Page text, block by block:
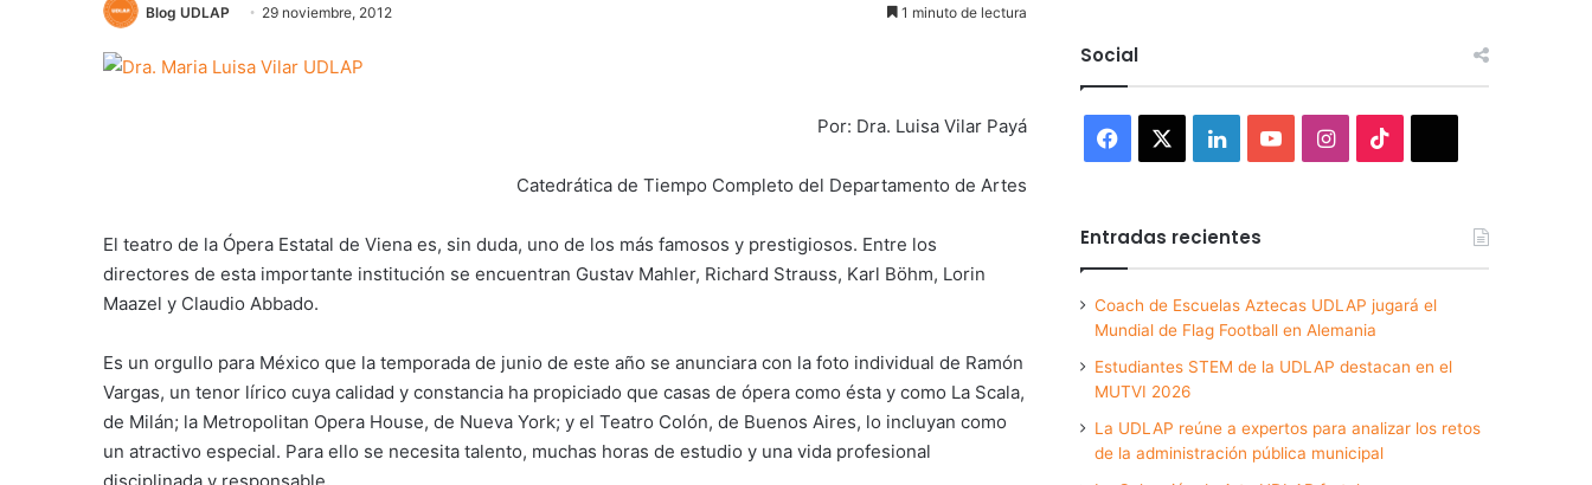
Blog UDLAP 29 noviembre, 2012 1 minuto de lectura
Por: Dra. Luisa Vilar Payá
Catedrática de Tiempo Completo del Departamento de Artes
El teatro de la Ópera Estatal de Viena es, sin duda, uno de los más famosos y prestigiosos. Entre los
directores de esta importante institución se encuentran Gustav Mahler, Richard Strauss, Karl Böhm, Lorin
Maazel y Claudio Abbado.
Es un orgullo para México que la temporada de junio de este año se anunciara con la foto individual de Ramón
Vargas, un tenor lírico cuya calidad y constancia ha propiciado que casas de ópera como ésta y como La Scala,
de Milán; la Metropolitan Opera House, de Nueva York; y el Teatro Colón, de Buenos Aires, lo incluyan como
un atractivo especial. Para ello se necesita talento, muchas horas de estudio y una vida profesional
Social
Facebook LinkedInYouTubeInstagram
Entradas recientes
Coach de Escuelas Aztecas UDLAP jugará el
Mundial de Flag Football en Alemania
Estudiantes STEM de la UDLAP destacan en el
MUTVI 2026
La UDLAP reúne a expertos para analizar los retos
de la administración pública municipal